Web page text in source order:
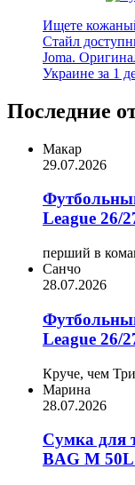
Ищете
Стайл
Joma.
Украине за 1
Последние
Макар
29.07.2026
League 26/
перший в
Санчо
28.07.2026
League 26/
Круче, чем
Марина
28.07.2026
Сумка для
BAG M 50L